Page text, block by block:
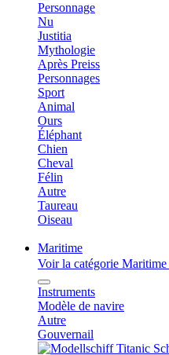
Personnage
Nu
Justitia
Mythologie
Après Preiss
Personnages
Sport
Animal
Ours
Éléphant
Chien
Cheval
Félin
Autre
Taureau
Oiseau
Maritime
Voir la catégorie Maritime
Instruments
Modèle de navire
Autre
Gouvernail